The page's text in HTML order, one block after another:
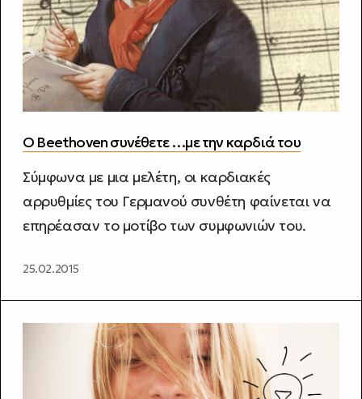
Ο Beethoven συνέθετε …με την καρδιά του
Σύμφωνα με μια μελέτη, οι καρδιακές
αρρυθμίες του Γερμανού συνθέτη φαίνεται να
επηρέασαν το μοτίβο των συμφωνιών του.
25.02.2015